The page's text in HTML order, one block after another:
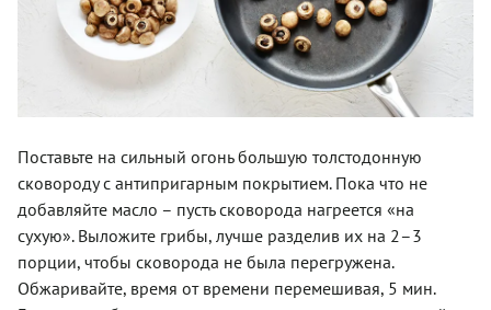
Поставьте на сильный огонь большую толстодонную
сковороду с антипригарным покрытием. Пока что не
добавляйте масло – пусть сковорода нагреется «на
сухую». Выложите грибы, лучше разделив их на 2–3
порции, чтобы сковорода не была перегружена.
Обжаривайте, время от времени перемешивая, 5 мин.